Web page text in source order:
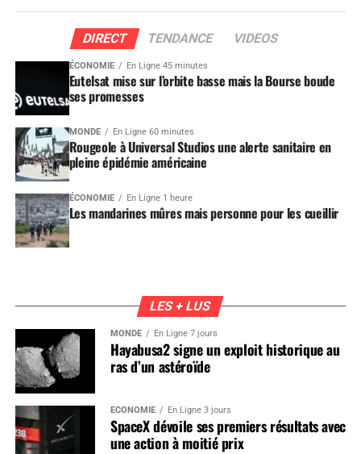
DIRECT TENDANCE VIDEOS
ÉCONOMIE En Ligne 45 minutes
Eutelsat mise sur l’orbite basse mais la Bourse boude
ses promesses
MONDE En Ligne 60 minutes
Rougeole à Universal Studios une alerte sanitaire en
pleine épidémie américaine
ÉCONOMIE En Ligne 1 heure
Les mandarines mûres mais personne pour les cueillir
LES + LUS
MONDE En Ligne 7 jours
Hayabusa2 signe un exploit historique au
ras d’un astéroïde
ÉCONOMIE En Ligne 3 jours
SpaceX dévoile ses premiers résultats avec
une action à moitié prix